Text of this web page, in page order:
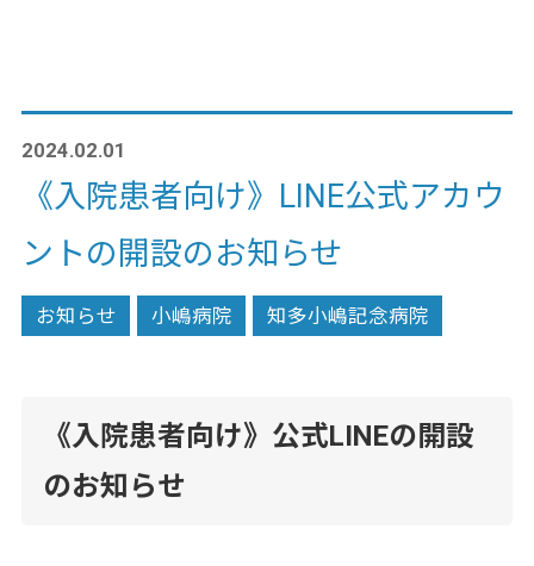
2024.02.01
《入院患者向け》LINE公式アカウ
ントの開設のお知らせ
お知らせ 小嶋病院 知多小嶋記念病院
《入院患者向け》公式LINEの開設
のお知らせ